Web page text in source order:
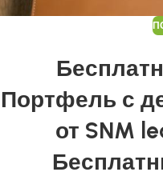
Портфель с
от SNM